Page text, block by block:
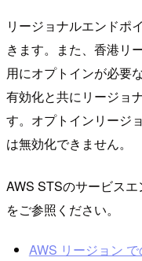
リージョナルエンドポ
きます。また、香港リ
用にオプトインが必要
有効化と共にリージョ
す。オプトインリージ
は無効化できません。
AWS STSのサービス
をご参照ください。
AWS リージョン